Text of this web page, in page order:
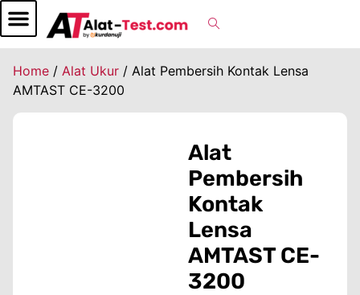
Home / Alat Ukur / Alat Pembersih Kontak Lensa
AMTAST CE-3200
Alat
Pembersih
Kontak
Lensa
AMTAST CE-
3200